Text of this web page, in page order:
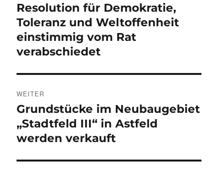
Vorheriger
Beitrag:
Resolution für Demokratie,
Toleranz und Weltoffenheit
einstimmig vom Rat
verabschiedet
WEITER
Nächster
Beitrag:
Grundstücke im Neubaugebiet
„Stadtfeld III“ in Astfeld
werden verkauft